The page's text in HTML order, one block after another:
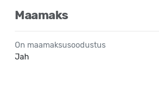
Maamaks
On maamaksusoodustus
Jah